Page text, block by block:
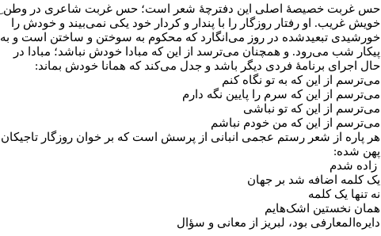
حس غربت خصیصۀ اصلی این دفترچۀ شعر است؛ حس غربت شاعری در وطن ِ
خویش غریب. او رفتار روزگار را با پندار و کردار خود یکی نمی‌بیند و خودش را
خورشیدی تبعیدشده در روز می‌انگارد که محکوم به سوختن و ساختن است و به
پیکار شب می‌رود. و همچنان می‌ترسد از این که مبادا خودش نباشد؛ مبادا در
حال اجرای برنامۀ فردی دیگر باشد و جدل می‌کند که همانا خودش بماند:
می‌ترسم از این که به تو نگاه کنم
می‌ترسم از این که سرم را پایین نگه دارم
می‌ترسم از این که تو نباشی
می‌ترسم از این که من خودم نباشم
هر پاره از شعر رستم عجمی انبانی از پرسش است که بر خوان روزگار تاجیکان
پهن شده:
زاده شدم
یک کلمه اضافه شد بر جهان
نه تنها یک کلمه
همان نخستین اشک‌هایم
دایره‌المعارفی بود، لبریز از معانی و سؤال